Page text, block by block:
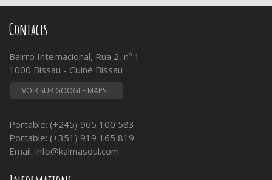
Contacts
Bairro Internacional, Rua 2, nº 1
1000 Bissau - Guiné Bissau
VOIR SUR GOOGLE MAPS
Portable: (+245) 965 100 583
Portable: (+351) 919 165 819
Email: info@kalmasoul.com